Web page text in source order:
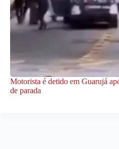
Motorista é detido em Guarujá
de parada